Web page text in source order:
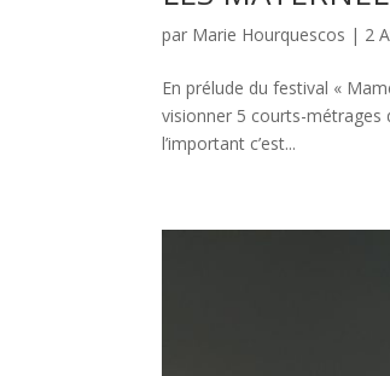
par Marie Hourquescos | 2
En prélude du festival «
visionner 5 courts-métrages
l’important c’est...